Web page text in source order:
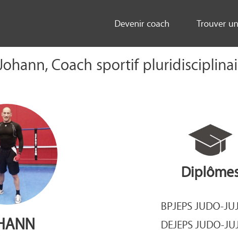
Devenir coach Trouver
Coach sportif
BPJEPS JUDO-
DEJEPS JUDO-